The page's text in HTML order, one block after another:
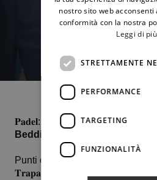
𝐏𝐚𝐝𝐞𝐥: 𝐬𝐞𝐫𝐢𝐞 𝐂 𝐦𝐚𝐬𝐜𝐡𝐢𝐥𝐞: 𝐫𝐞𝐜𝐮𝐩𝐞𝐫𝐨
Beddie Raffadali – Ct Palermo
Punti conquistati da 𝐆𝐢𝐨𝐯𝐚𝐧𝐧𝐢
𝐓𝐫𝐚𝐩𝐚𝐧𝐢,𝐄𝐭𝐭𝐨𝐫𝐞 𝐑𝐢𝐜𝐜𝐚𝐫𝐝𝐢 – 𝐀𝐥𝐛𝐞𝐫𝐭𝐨
nostro sito web
conformità con la nostra
Leggi di più
STRETTAMENTE
PERFORMANCE
TARGETING
FUNZIONALITÀ